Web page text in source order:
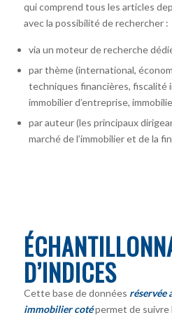
qui comprend tous les articles
avec la possibilité de rechercher :
via un moteur de recherche
par thème (international,
techniques financières, fiscalité
immobilier d’entreprise,
par auteur (les principaux
marché de l’immobilier et de la
D’INDICES
Cette base de données réservée
immobilier coté permet de suivre